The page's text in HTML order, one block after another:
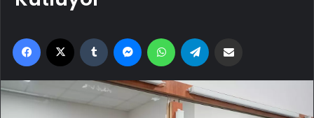
Facebook Tumblr MessengerWhatsApp